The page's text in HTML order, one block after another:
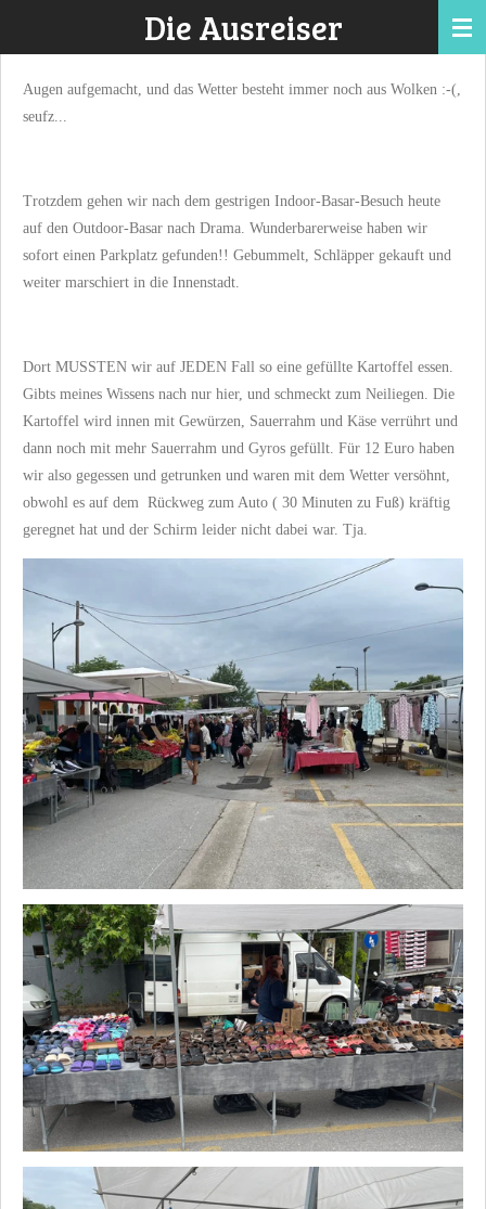
Die Ausreiser
Augen aufgemacht, und das Wetter besteht immer noch aus Wolken :-(,
seufz...
Trotzdem gehen wir nach dem gestrigen Indoor-Basar-Besuch heute
auf den Outdoor-Basar nach Drama. Wunderbarerweise haben wir
sofort einen Parkplatz gefunden!! Gebummelt, Schläpper gekauft und
weiter marschiert in die Innenstadt.
Dort MUSSTEN wir auf JEDEN Fall so eine gefüllte Kartoffel essen.
Gibts meines Wissens nach nur hier, und schmeckt zum Neiliegen. Die
Kartoffel wird innen mit Gewürzen, Sauerrahm und Käse verrührt und
dann noch mit mehr Sauerrahm und Gyros gefüllt. Für 12 Euro haben
wir also gegessen und getrunken und waren mit dem Wetter versöhnt,
obwohl es auf dem Rückweg zum Auto ( 30 Minuten zu Fuß) kräftig
geregnet hat und der Schirm leider nicht dabei war. Tja.